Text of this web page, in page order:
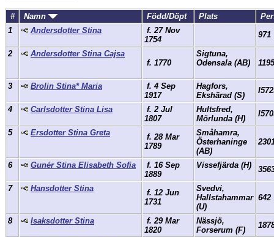
# Namn Född/Döpt Plats
1
Andersdotter Stina
f. 27 Nov
1754
971
2
Andersdotter Stina Cajsa
f. 1770
Sigtuna,
Odensala (AB)
1195
3 Brolin Stina* Maria
f. 4 Sep
1917
Hagfors,
Ekshärad (S)
4 Carlsdotter Stina Lisa
f. 2 Jul
1807
Hultsfred,
Mörlunda (H)
5 Ersdotter Stina Greta
f. 28 Mar
1789
Småhamra,
Österhaninge
(AB)
6 Gunér Stina Elisabeth Sofia
f. 16 Sep
1889
Vissefjärda (H)
7 Hansdotter Stina
f. 12 Jun
1731
Svedvi,
Hallstahammar
(U)
642
8 Isaksdotter Stina
f. 29 Mar
1820
Nässjö,
Forserum (F)